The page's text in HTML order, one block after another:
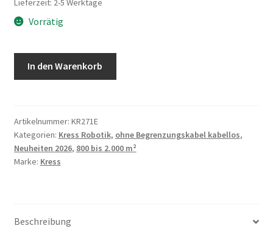
Lieferzeit: 2-5 Werktage
Vorrätig
1.500m²
RTKn
2.0
V-
Modul
In den Warenkorb
Artikelnummer: KR271E
Kategorien: Kress Robotik, ohne Begrenzungskabel kabellos,
Neuheiten 2026, 800 bis 2.000 m²
Marke: Kress
Beschreibung